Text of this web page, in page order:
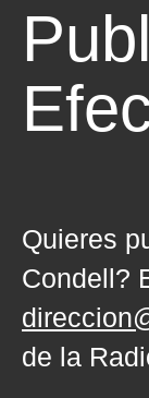
Quieres
Condell?
de la